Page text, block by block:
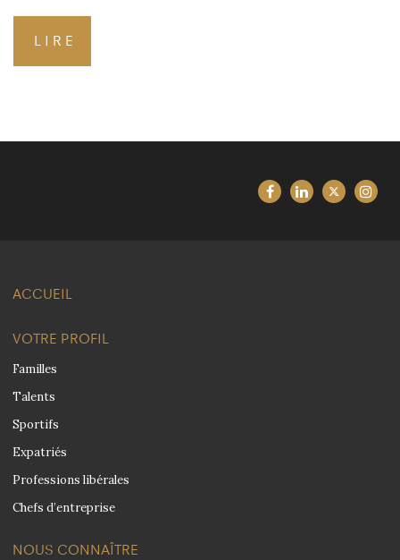
LIRE
ACCUEIL
VOTRE PROFIL
Familles
Talents
Sportifs
Expatriés
Professions libérales
Chefs d’entreprise
NOUS CONNAÎTRE